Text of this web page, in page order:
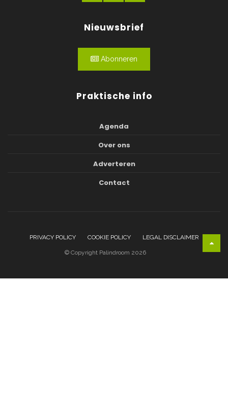
Nieuwsbrief
Abonneren
Praktische info
Agenda
Over ons
Adverteren
Contact
PRIVACY POLICY COOKIE POLICY LEGAL DISCLAIMER
© Copyright Palindroom 2026